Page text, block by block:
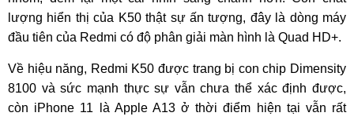
lượng hiển thị của K50 thật sự ấn tượng, đây là dòng máy
đầu tiên của Redmi có độ phân giải màn hình là Quad HD+.
Về hiệu năng, Redmi K50 được trang bị con chip Dimensity
8100 và sức mạnh thực sự vẫn chưa thể xác định được,
còn iPhone 11 là Apple A13 ở thời điểm hiện tại vẫn rất